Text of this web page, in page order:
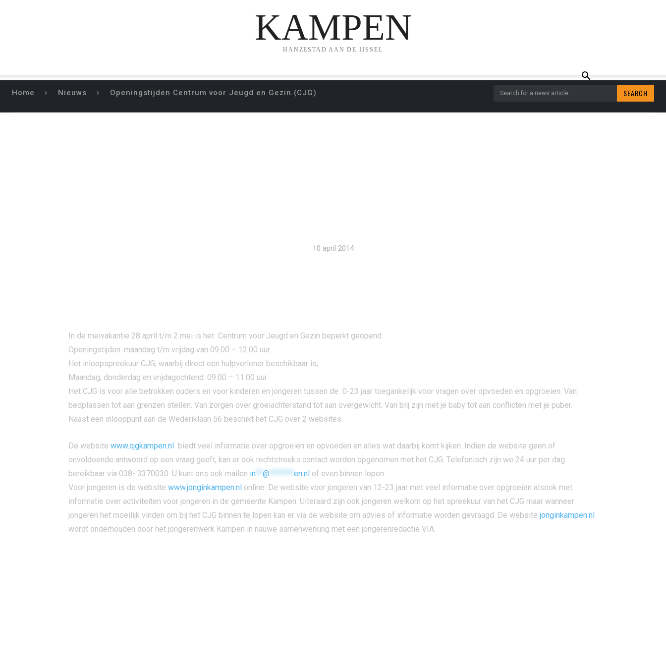
KAMPEN
HANZESTAD AAN DE IJSSEL
Home Nieuws Openingstijden Centrum voor Jeugd en Gezin.(CJG) Search for a news article... SEARCH
10 april 2014
In de meivakantie 28 april t/m 2 mei is het Centrum voor Jeugd en Gezin beperkt geopend.
Openingstijden: maandag t/m vrijdag van 09.00 – 12.00 uur.
Het inloopspreekuur CJG, waarbij direct een hulpverlener beschikbaar is,:
Maandag, donderdag en vrijdagochtend: 09.00 – 11.00 uur
Het CJG is voor alle betrokken ouders en voor kinderen en jongeren tussen de 0-23 jaar toegankelijk voor vragen over opvoeden en opgroeien. Van
bedplassen tot aan grenzen stellen. Van zorgen over groeiachterstand tot aan overgewicht. Van blij zijn met je baby tot aan conflicten met je puber.
Naast een inlooppunt aan de Wederiklaan 56 beschikt het CJG over 2 websites.
De website www.cjgkampen.nl biedt veel informatie over opgroeien en opvoeden en alles wat daarbij komt kijken. Indien de website geen of
onvoldoende antwoord op een vraag geeft, kan er ook rechtstreeks contact worden opgenomen met het CJG. Telefonisch zijn we 24 uur per dag
bereikbaar via 038- 3370030. U kunt ons ook mailen in @ ******* en.nl of even binnen lopen.
Voor jongeren is de website www.jonginkampen.nl online. De website voor jongeren van 12-23 jaar met veel informatie over opgroeien alsook met
informatie over activiteiten voor jongeren in de gemeente Kampen. Uiteraard zijn ook jongeren welkom op het spreekuur van het CJG maar wanneer
jongeren het moeilijk vinden om bij het CJG binnen te lopen kan er via de website om advies of informatie worden gevraagd. De website jonginkampen.nl
wordt onderhouden door het jongerenwerk Kampen in nauwe samenwerking met een jongerenredactie VIA.